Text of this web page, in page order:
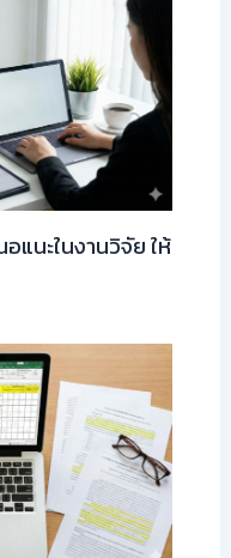
แนะในงานวิจัย ให้